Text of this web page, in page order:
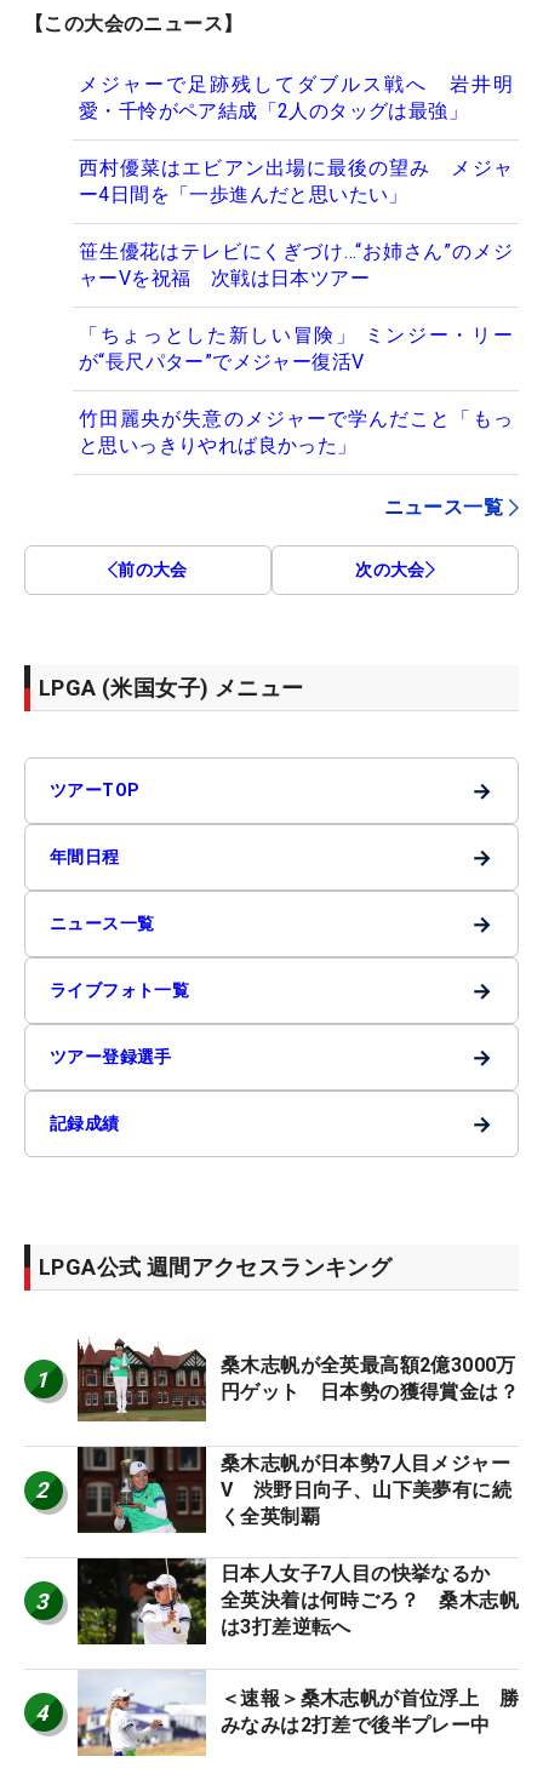
【この大会のニュース】
メジャーで足跡残してダブルス戦へ 岩井明
愛・千怜がペア結成「2人のタッグは最強」
西村優菜はエビアン出場に最後の望み メジャ
ー4日間を「一歩進んだと思いたい」
笹生優花はテレビにくぎづけ…“お姉さん”のメジ
ャーVを祝福 次戦は日本ツアー
「ちょっとした新しい冒険」 ミンジー・リー
が“長尺パター”でメジャー復活V
竹田麗央が失意のメジャーで学んだこと「もっ
と思いっきりやれば良かった」
ニュース一覧
前の大会 次の大会
LPGA (米国女子) メニュー
ツアーTOP →
年間日程 →
ニュース一覧 →
ライブフォト一覧 →
ツアー登録選手 →
記録成績 →
LPGA公式 週間アクセスランキング
1
桑木志帆が全英最高額2億3000万
円ゲット 日本勢の獲得賞金は？
2
桑木志帆が日本勢7人目メジャー
V 渋野日向子、山下美夢有に続
く全英制覇
3
日本人女子7人目の快挙なるか
全英決着は何時ごろ？ 桑木志帆
は3打差逆転へ
4
＜速報＞桑木志帆が首位浮上 勝
みなみは2打差で後半プレー中